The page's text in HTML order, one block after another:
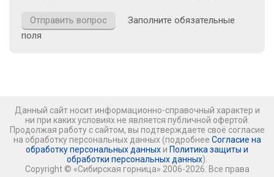
Заполните обязательные
поля
Данный сайт носит информационно-справочный характер и
ни при каких условиях не является публичной офертой.
Продолжая работу с сайтом, вы подтверждаете своё согласие
на обработку персональных данных (подробнее Согласие на
обработку персональных данных и Политика защиты и
обработки персональных данных).
Copyright © «Сибирская горница» 2006-2026. Все права